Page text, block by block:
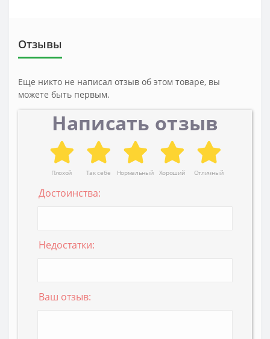
Отзывы
Еще никто не написал отзыв об этом товаре, вы
можете быть первым.
Написать отзыв
Плохой Так себе Нормальный Хороший Отличный
Достоинства:
Недостатки:
Ваш отзыв: